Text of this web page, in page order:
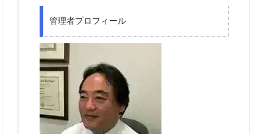
管理者プロフィール